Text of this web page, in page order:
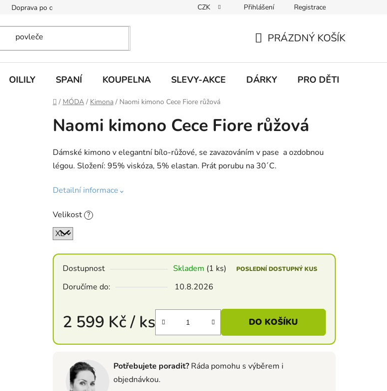
Doprava po celé EU Udržitelnost Inspirace Obchodní podmínky
CZK Přihlášení Registrace
KOŠÍK
PRÁZDNÝ KOŠÍK
OILILY SPANÍ KOUPELNA SLEVY-AKCE DÁRKY PRO DĚTI
Domů
/ MÓDA / Kimona / Naomi kimono Cece Fiore růžová
Naomi kimono Cece Fiore růžová
Dámské kimono v elegantní bílo-růžové, se zavazováním v pase a ozdobnou
légou. Složení: 95% viskóza, 5% elastan. Prát porubu na 30´C.
Detailní informace⌄
Velikost ?
Dostupnost Skladem (1 ks) POSLEDNÍ DOSTUPNÝ KUS
Doručíme do: 10.8.2026
2 599 Kč/ ks DO KOŠÍKU
Potřebujete poradit? Ráda pomohu s výběrem i
objednávkou.